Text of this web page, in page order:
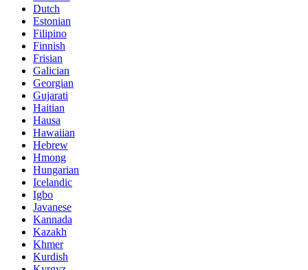
Dutch
Estonian
Filipino
Finnish
Frisian
Galician
Georgian
Gujarati
Haitian
Hausa
Hawaiian
Hebrew
Hmong
Hungarian
Icelandic
Igbo
Javanese
Kannada
Kazakh
Khmer
Kurdish